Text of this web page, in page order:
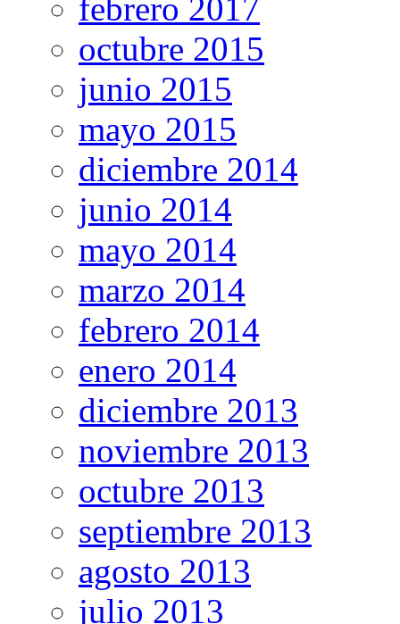
febrero 2017
octubre 2015
junio 2015
mayo 2015
diciembre 2014
junio 2014
mayo 2014
marzo 2014
febrero 2014
enero 2014
diciembre 2013
noviembre 2013
octubre 2013
septiembre 2013
agosto 2013
julio 2013